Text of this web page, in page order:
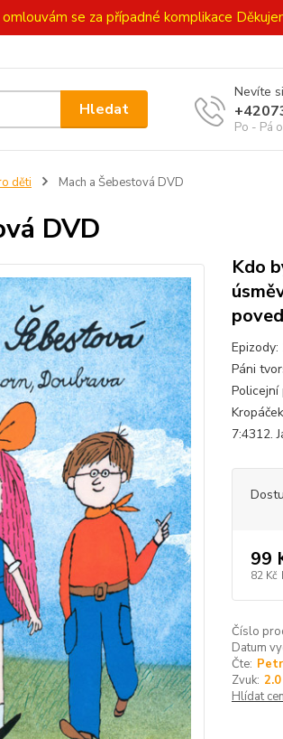
se za případné komplikace
Hledat
Nevíte
Po - Pá
děti Mach a Šebestová DVD
DVD
Kdo
Páni
Policejní
7:4312.
99
82 Kč
Číslo
Datum
Čte:
Zvuk:
Hlídat